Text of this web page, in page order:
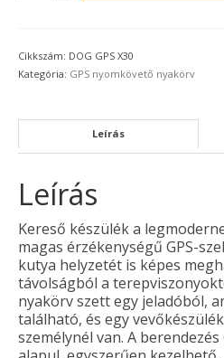
nyakörv
mennyiség
Cikkszám: DOG GPS X30
Kategória: GPS nyomkövető nyakörv
Leírás
Leírás
Kereső készülék a
magas érzékenységű GPS-
kutya helyzetét is képes
távolságból a
nyakörv szett egy jeladóból,
található, és egy
személynél van. A berendezés